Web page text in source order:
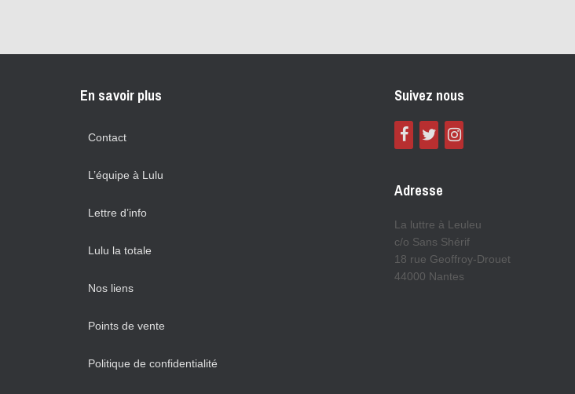
En savoir plus
Contact
L’équipe à Lulu
Lettre d’info
Lulu la totale
Nos liens
Points de vente
Politique de confidentialité
Suivez nous
Adresse
La luttre à Leuleu
c/o Sans Shérif
18 rue Geoffroy-Drouet
44000 Nantes